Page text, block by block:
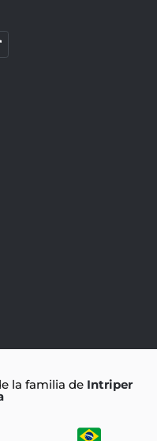
la familia de Intriper